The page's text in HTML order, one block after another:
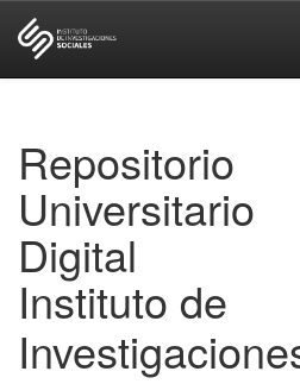
Repositorio
Universitario
Digital
Instituto de